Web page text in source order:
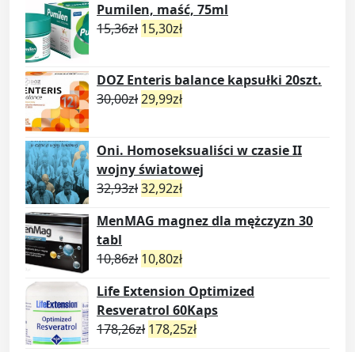
Pumilen, maść, 75ml
15,36zł 15,30zł
DOZ Enteris balance kapsułki 20szt.
30,00zł29,99zł
Oni. Homoseksualiści w czasie II
wojny światowej
32,93zł32,92zł
MenMAG magnez dla mężczyzn 30
tabl
10,86zł 10,80zł
Life Extension Optimized
Resveratrol 60Kaps
178,26zł 178,25zł